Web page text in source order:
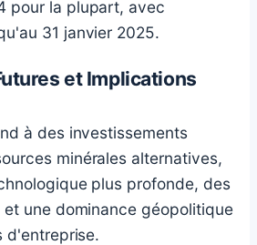
pour la plupart, avec
31 janvier 2025.
et Implications
à des investissements
minérales alternatives,
plus profonde, des
une dominance géopolitique
d'entreprise.